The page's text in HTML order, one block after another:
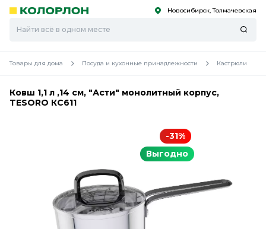
Скоро
Скоро Новосибирск, Толмачевская
Товары для дома Посуда и кухонные принадлежности Кастрюли
Ковш 1,1 л ,14 см, "Асти" монолитный корпус,
TESORO КС611
-31%
Выгодно